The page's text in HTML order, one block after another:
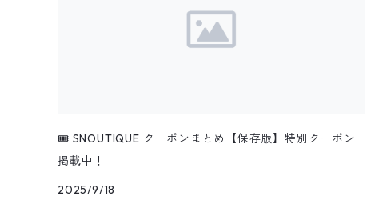
🎟️ SNOUTIQUE クーポンまとめ【保存版】特別クーポン
掲載中！
2025/9/18